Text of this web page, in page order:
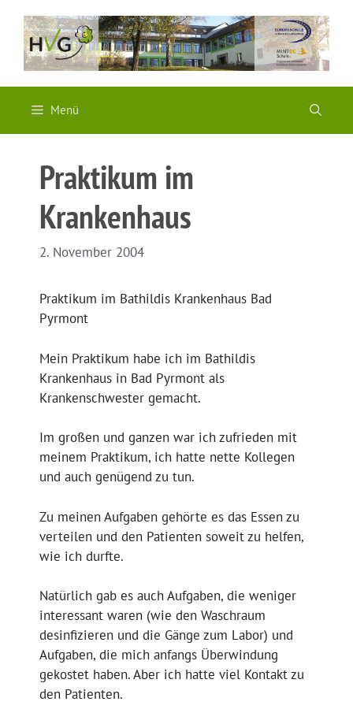
Inhalt
springen
Menü
Praktikum im
Krankenhaus
2. November 2004
Praktikum im Bathildis Krankenhaus Bad
Pyrmont
Mein Praktikum habe ich im Bathildis
Krankenhaus in Bad Pyrmont als
Krankenschwester gemacht.
Im großen und ganzen war ich zufrieden mit
meinem Praktikum, ich hatte nette Kollegen
und auch genügend zu tun.
Zu meinen Aufgaben gehörte es das Essen zu
verteilen und den Patienten soweit zu helfen,
wie ich durfte.
Natürlich gab es auch Aufgaben, die weniger
interessant waren (wie den Waschraum
desinfizieren und die Gänge zum Labor) und
Aufgaben, die mich anfangs Überwindung
gekostet haben. Aber ich hatte viel Kontakt zu
den Patienten.